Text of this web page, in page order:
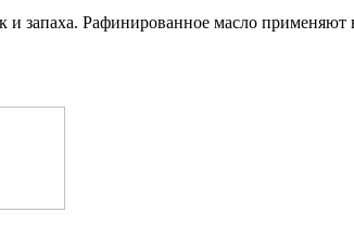
запаха. Рафинированное масло применяют